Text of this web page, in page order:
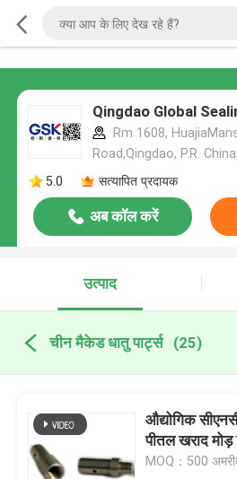
Qingdao Global
Rm 1608,
Road,Qingdao, P.R.
5.0
सत्यापित प्रदायक
अब कॉल करें
उत्पाद
चीन मैकेड धातु पार्ट्स (25)
औद्योगिक
पीतल खराद मोड़
MOQ：500